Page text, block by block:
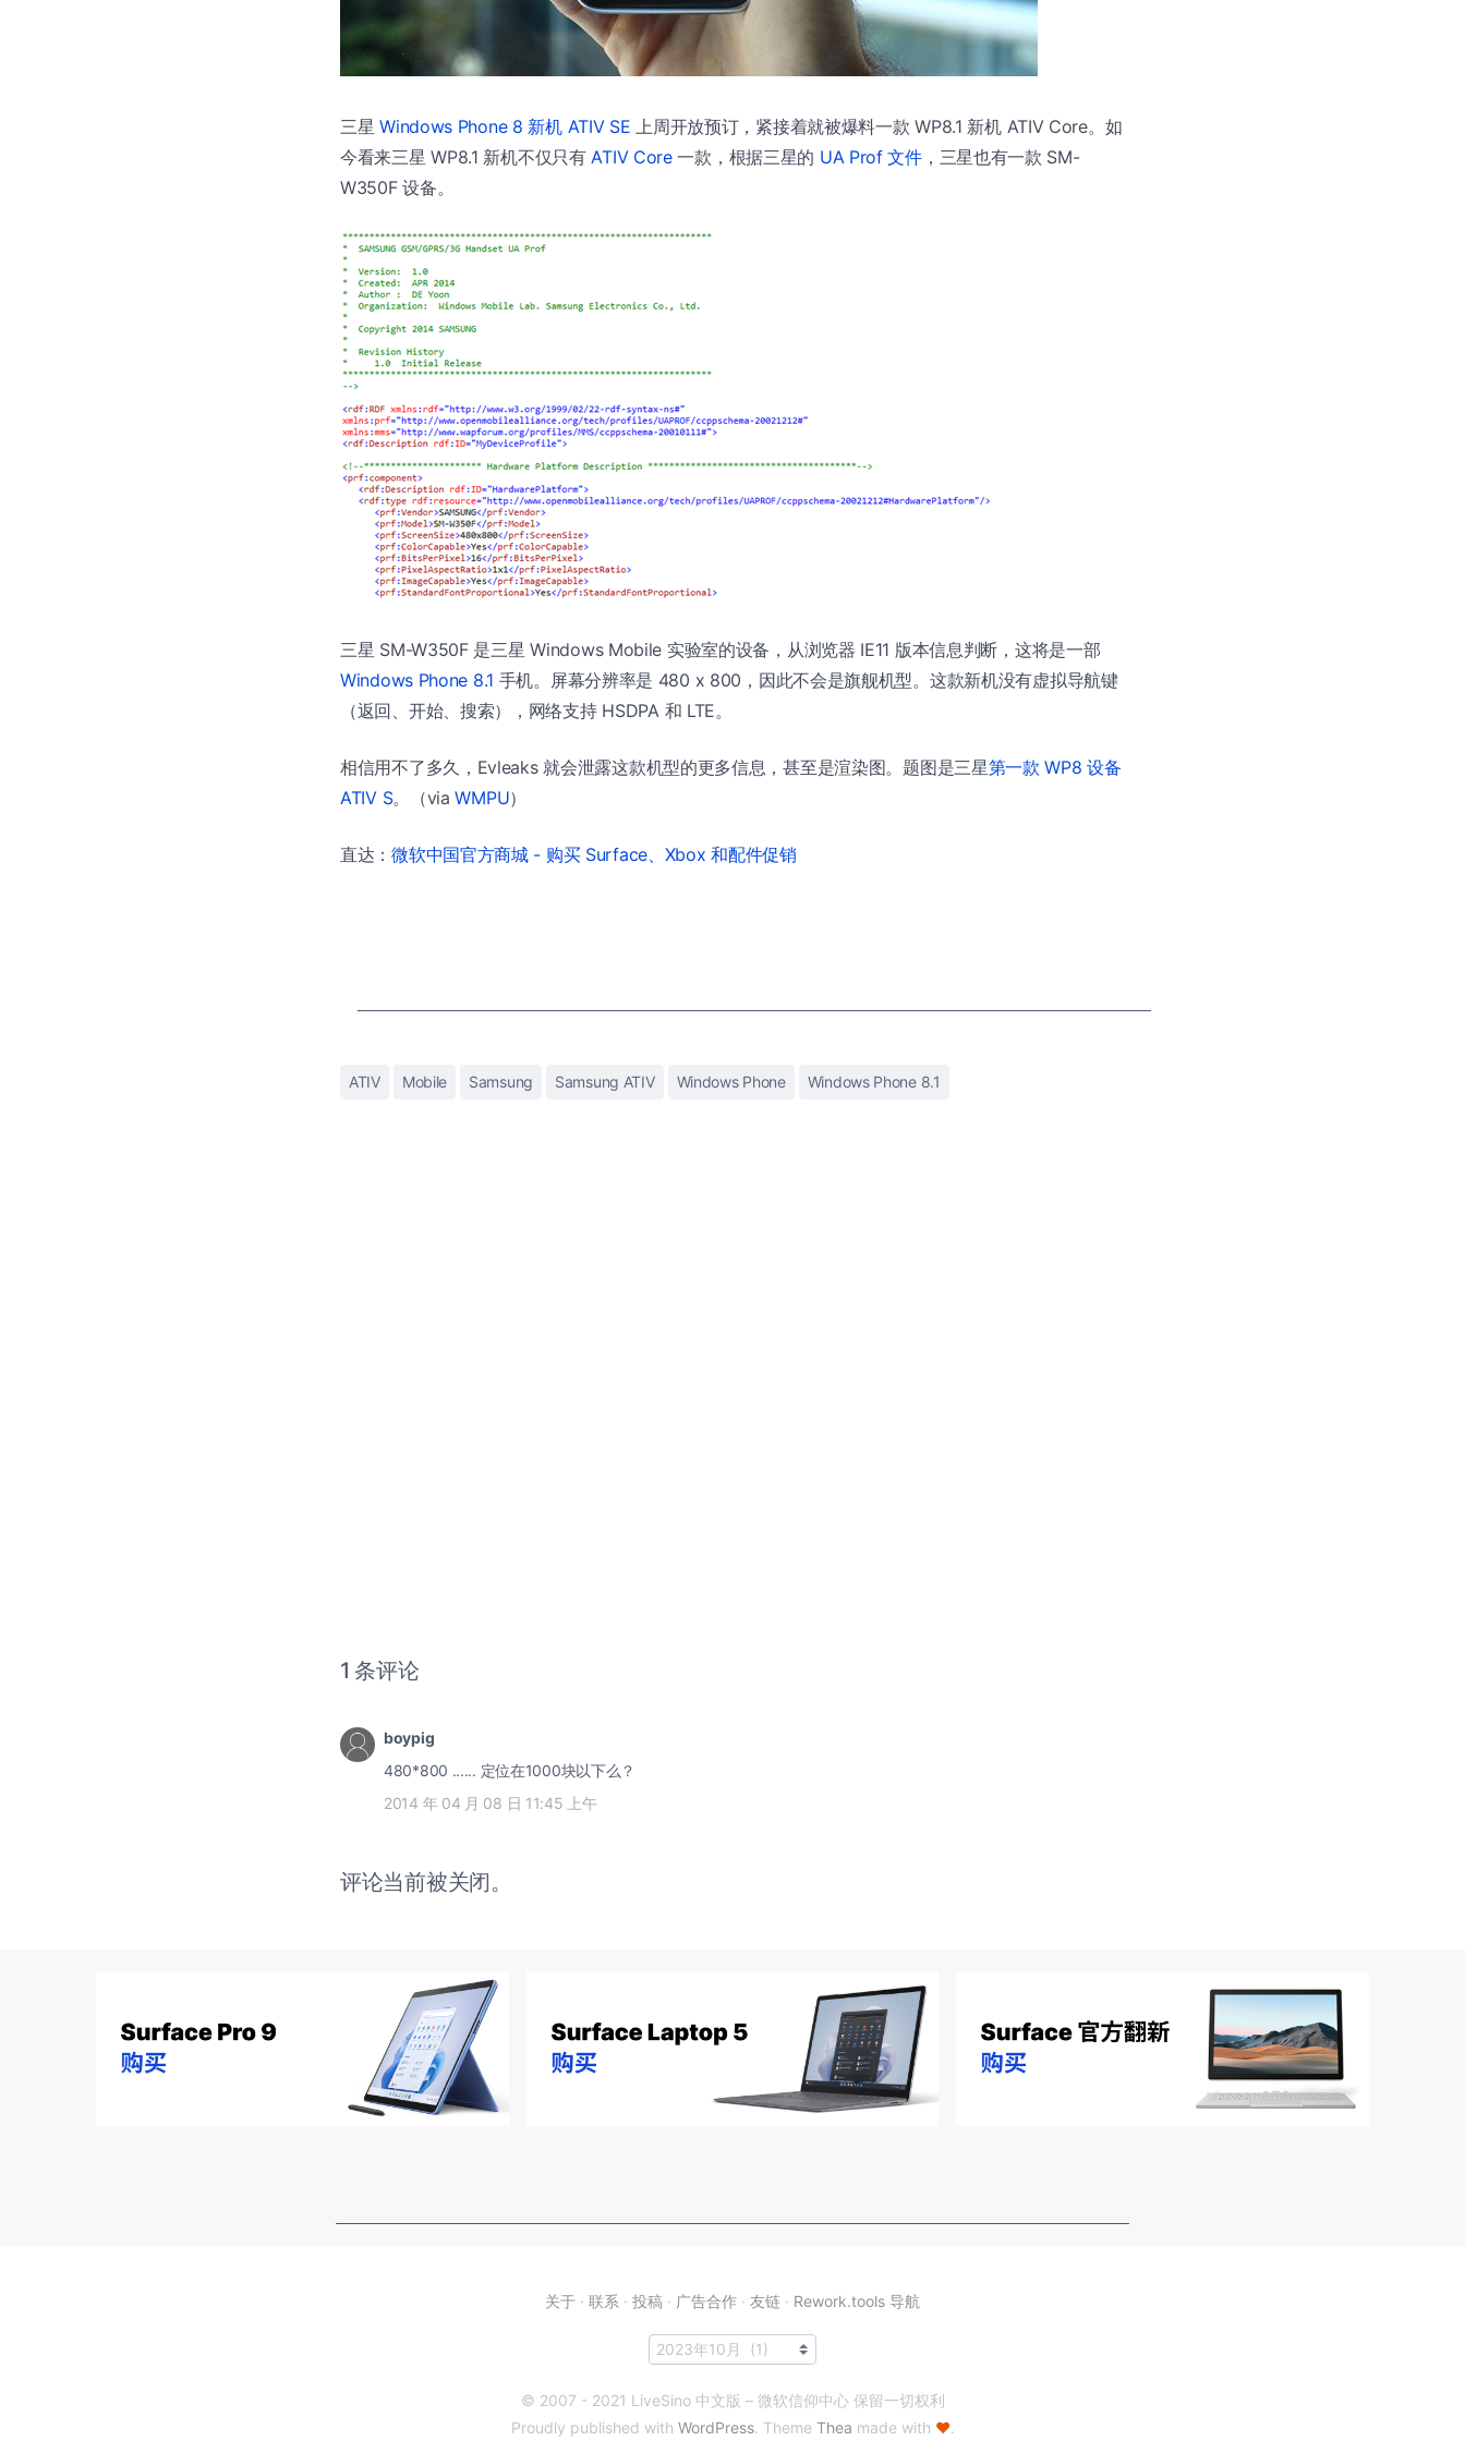
三星Windows Phone 8 新机 ATIV SE 上周开放预订，紧接着就被爆料一款 WP8.1 新机 ATIV Core。如
今看来三星 WP8.1 新机不仅只有 ATIV Core一款，根据三星的 UA Prof 文件，三星也有一款 SM-
W350F 设备。
三星 SM-W350F 是三星 Windows Mobile 实验室的设备，从浏览器 IE11 版本信息判断，这将是一部
Windows Phone 8.1 手机。屏幕分辨率是 480 x 800，因此不会是旗舰机型。这款新机没有虚拟导航键
（返回、开始、搜索），网络支持 HSDPA 和 LTE。
相信用不了多久，Evleaks 就会泄露这款机型的更多信息，甚至是渲染图。题图是三星第一款 WP8 设备
ATIV S。（viaWMPU）
直达：微软中国官方商城 - 购买 Surface、Xbox 和配件促销
ATIV Mobile Samsung Samsung ATIV Windows Phone Windows Phone 8.1
1 条评论
boypig
480*800 ...... 定位在1000块以下么？
2014 年 04 月 08 日 11:45 上午
评论当前被关闭。
关于 · 联系 · 投稿 · 广告合作 · 友链 · Rework.tools 导航
© 2007 - 2021 LiveSino 中文版 – 微软信仰中心 保留一切权利
Proudly published with WordPress. Theme Thea made with ♥.